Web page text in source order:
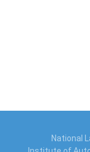
National